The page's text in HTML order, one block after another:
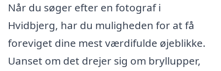
Når du søger efter en fotograf i
Hvidbjerg, har du muligheden for at få
foreviget dine mest værdifulde øjeblikke.
Uanset om det drejer sig om bryllupper,